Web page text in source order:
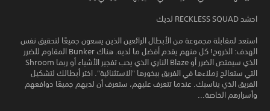
احشد RECKLESS SQUAD لديك
استعد لمقابلة مجموعة من الأبطال الرائعين الذين يسعون جميعًا لتحقيق نفس
الهدف: الخروج! كل منهم يقدم أفضل ما لديه. هناك Bunker المقاوم للضرر
الذي سيمتص الضرر أو Blaze الناري الذي يحب تفجير الأشياء أو ربما Shroom
التي ستعالج زملاءها في الفريق ببخورها "الاستثنائية". اختر أبطالك لتشكيل
الفريق الذي يناسبك. عندما تتعرف عليهم، ستعرف أن لديهم جميعًا دوافعهم
وأسرارهم الخاصة...